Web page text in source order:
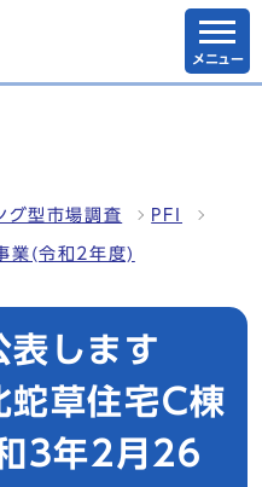
メニュー
グ型市場調査 PFI
業(令和2年度)
表します
蛇草住宅C棟
3年2月26